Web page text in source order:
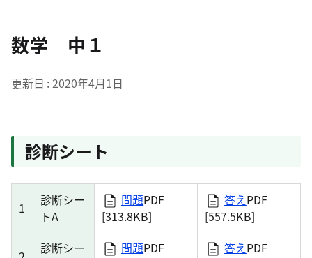
数学 中１
更新日 2020年4月1日
診断シート
1
診断シー
トA
問題PDF
[313.8KB]
答えPDF
[557.5KB]
診断シー
問題PDF
答えPDF